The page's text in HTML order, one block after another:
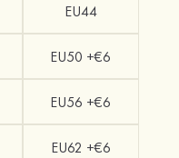
EU44
EU50 +€6
EU56 +€6
EU62 +€6